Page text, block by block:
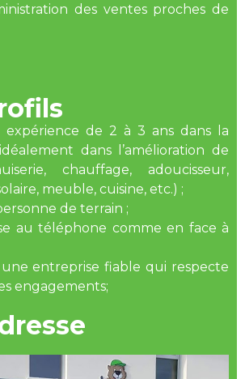
des ventes proches de
expérience de 2 à 3 ans dans la
dans l’amélioration de
chauffage, adoucisseur,
meuble, cuisine, etc.) ;
de terrain ;
au téléphone comme en face à
entreprise fiable qui respecte
engagements;